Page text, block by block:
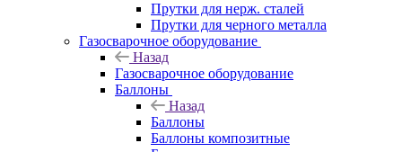
Прутки для нерж. сталей
Прутки для черного металла
Газосварочное оборудование
Назад
Газосварочное оборудование
Баллоны
Назад
Баллоны
Баллоны композитные